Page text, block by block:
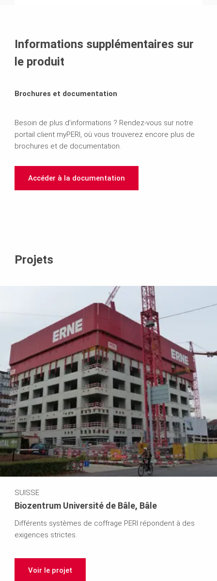
Informations supplémentaires sur
le produit
Brochures et documentation
Besoin de plus d’informations ? Rendez-vous sur notre
portail client myPERI, où vous trouverez encore plus de
brochures et de documentation.
Accéder à la documentation
Projets
SUISSE
Biozentrum Université de Bâle, Bâle
Différents systèmes de coffrage PERI répondent à des
exigences strictes.
Voir le projet